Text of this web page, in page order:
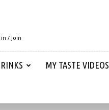
in / Join
MY TASTE VIDEOS